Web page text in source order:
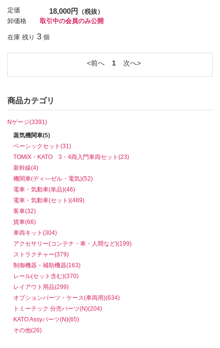
定価 18,000円
（税抜）
卸価格
取引中の会員のみ公開
在庫 残り 3 個
前へ 1 次へ
商品カテゴリ
Nゲージ(3391)
蒸気機関車(5)
ベーシックセット(31)
TOMIX・KATO 3・4両入門車両セット(23)
新幹線(4)
機関車(ディ―ゼル・電気)(52)
電車・気動車(単品)(46)
電車・気動車(セット)(489)
客車(32)
貨車(66)
車両キット(304)
アクセサリー(コンテナ・車・人間など)(199)
ストラクチャー(379)
制御機器・補助機器(163)
レール(セット含む)(370)
レイアウト用品(299)
オプションパーツ・ケース(車両用)(634)
トミーテック 分売パーツ(N)(204)
KATO Assyパーツ(N)(65)
その他(26)